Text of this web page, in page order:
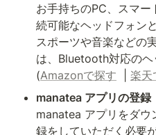
お手持ちのPC、スマ
続可能なヘッドフォン
スポーツや音楽などの
は、Bluetooth対応のヘ
(Amazonで探す 楽天
manatea アプリをダウ
録をしていただく必要